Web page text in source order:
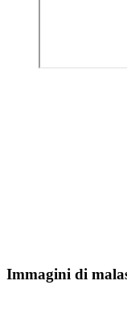
Immagini di